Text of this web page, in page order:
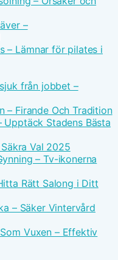
–
– Lämnar för pilates i
från jobbet –
– Firande Och Tradition
Stadens Bästa
Val 2025
– Tv-ikonerna
Rätt Salong i Ditt
– Säker Vintervård
Vuxen – Effektiv